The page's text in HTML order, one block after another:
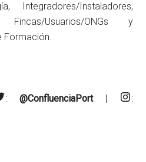
Instaladores,
Usuarios/ONGs y
Formación.
: @ConfluenciaPort|
: